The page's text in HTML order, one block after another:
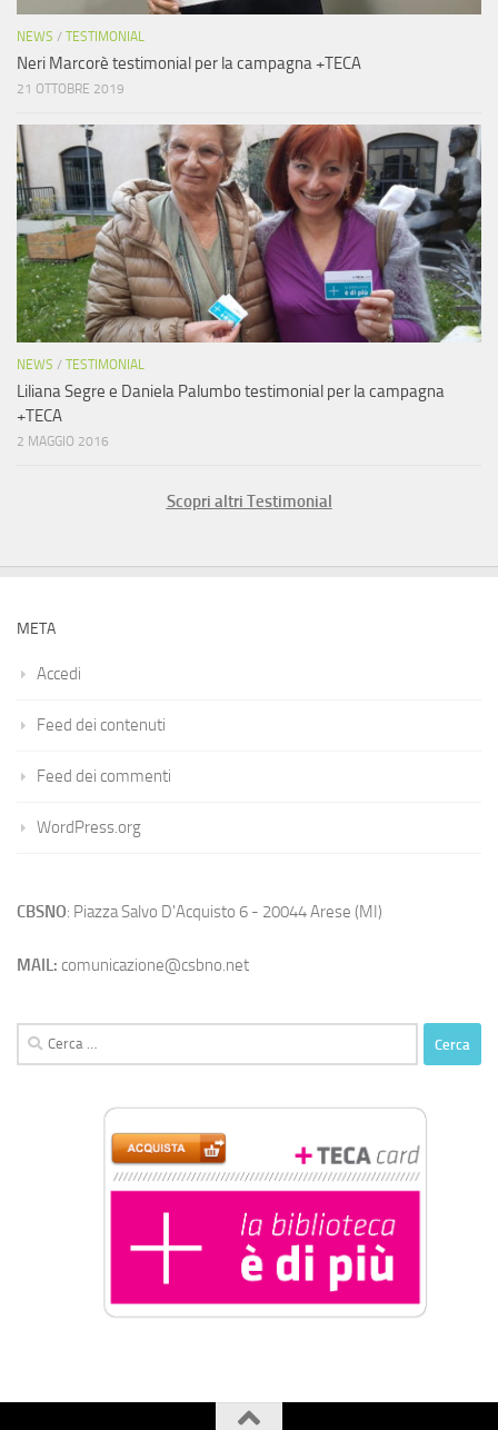
NEWS / TESTIMONIAL
Neri Marcorè testimonial per la campagna +TECA
21 OTTOBRE 2019
NEWS / TESTIMONIAL
Liliana Segre e Daniela Palumbo testimonial per la campagna
+TECA
2 MAGGIO 2016
Scopri altri Testimonial
META
Accedi
Feed dei contenuti
Feed dei commenti
WordPress.org
CBSNO: Piazza Salvo D'Acquisto 6 - 20044 Arese (MI)
MAIL: comunicazione@csbno.net
Ricerca
per: